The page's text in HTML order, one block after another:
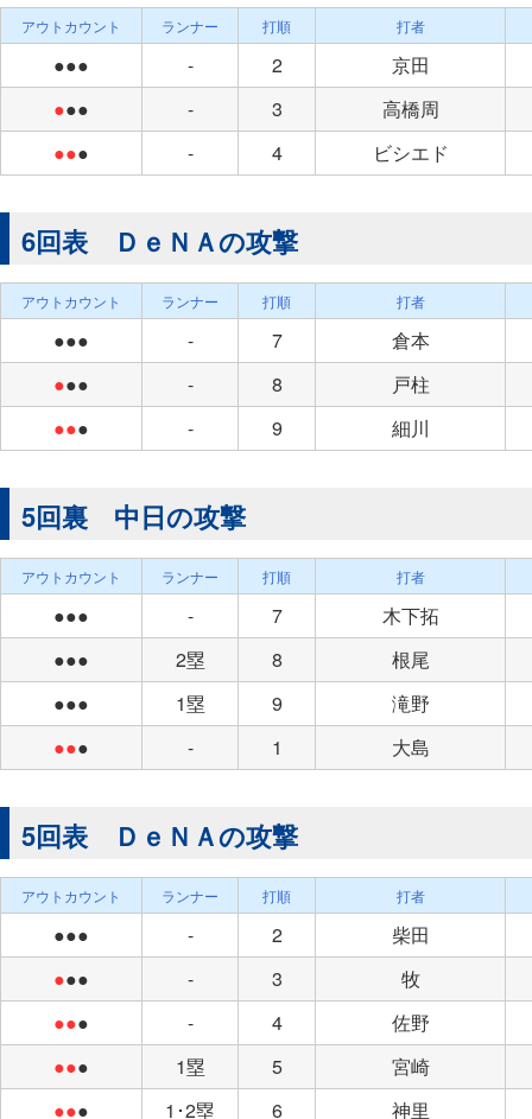
アウトカウント ランナー 打順 打者
●●● - 2
京田
●●● - 3
高橋周
●●● - 4 ビシエド
6回表 ＤｅＮＡの攻撃
アウトカウント ランナー 打順 打者
●●● - 7
倉本
●●● - 8
戸柱
●●● - 9 細川
5回裏 中日の攻撃
アウトカウント ランナー 打順 打者
●●● - 7
木下拓
●●●
2塁 8
根尾
●●●
1塁 9
滝野
●●● - 1 大島
5回表 ＤｅＮＡの攻撃
アウトカウント ランナー 打順 打者
●●● - 2
柴田
●●● - 3
牧
●●● - 4
佐野
●●● 1塁 5
宮崎
●●● 1･2塁 6 神里